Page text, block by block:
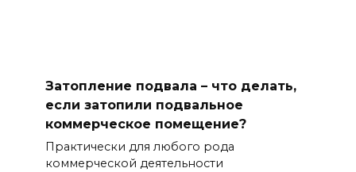
Затопление подвала – что делать,
если затопили подвальное
коммерческое помещение?
Практически для любого рода
коммерческой деятельности